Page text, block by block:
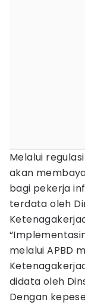
Melalui
akan
bagi pekerja
terdata oleh
melalui APBD
didata oleh
Dengan